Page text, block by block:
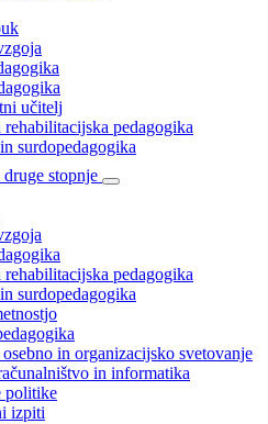
učitelj
rehabilitacijska pedagogika
surdopedagogika
stopnje
rehabilitacijska pedagogika
surdopedagogika
in organizacijsko svetovanje
in informatika
politike
izpiti